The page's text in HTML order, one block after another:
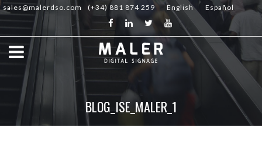
sales@malerdso.com (+34) 881 874 259 English Español
BLOG_ISE_MALER_1